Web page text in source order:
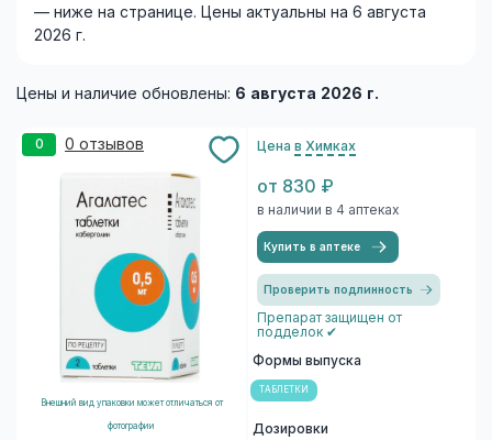
— ниже на странице. Цены актуальны на 6 августа
2026 г.
Цены и наличие обновлены: 6 августа 2026 г.
0 0 отзывов
Внешний вид упаковки может отличаться от
фотографии
Цена в Химках
от 830 ₽
в наличии в 4 аптеках
Купить в аптеке
Проверить подлинность
Препарат защищен от
подделок ✔
Формы выпуска
ТАБЛЕТКИ
Дозировки